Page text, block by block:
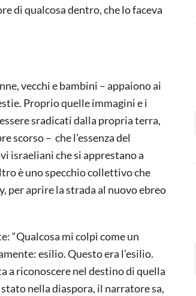
di qualcosa dentro, che lo faceva
vecchi e bambini – appaiono ai
Proprio quelle immagini e i
sradicati dalla propria terra,
scorso – che l’essenza del
israeliani che si apprestano a
è uno specchio collettivo che
per aprire la strada al nuovo ebreo
“Qualcosa mi colpì come un
esilio. Questo era l’esilio.
a riconoscere nel destino di quella
nella diaspora, il narratore sa,